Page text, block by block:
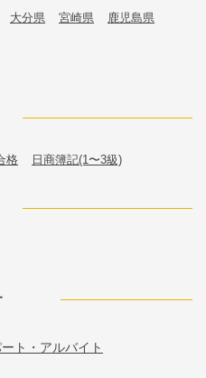
大分県 宮崎県 鹿児島県
格 日商簿記(1〜3級)
ト・アルバイト